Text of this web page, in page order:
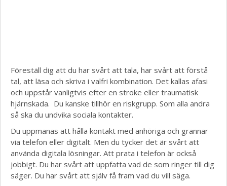
Föreställ dig att du har svårt att tala, har svårt att förstå
tal, att läsa och skriva i valfri kombination. Det kallas afasi
och uppstår vanligtvis efter en stroke eller traumatisk
hjärnskada. Du kanske tillhör en riskgrupp. Som alla andra
så ska du undvika sociala kontakter.
Du uppmanas att hålla kontakt med anhöriga och grannar
via telefon eller digitalt. Men du tycker det är svårt att
använda digitala lösningar. Att prata i telefon är också
jobbigt. Du har svårt att uppfatta vad de som ringer till dig
säger. Du har svårt att själv få fram vad du vill säga.